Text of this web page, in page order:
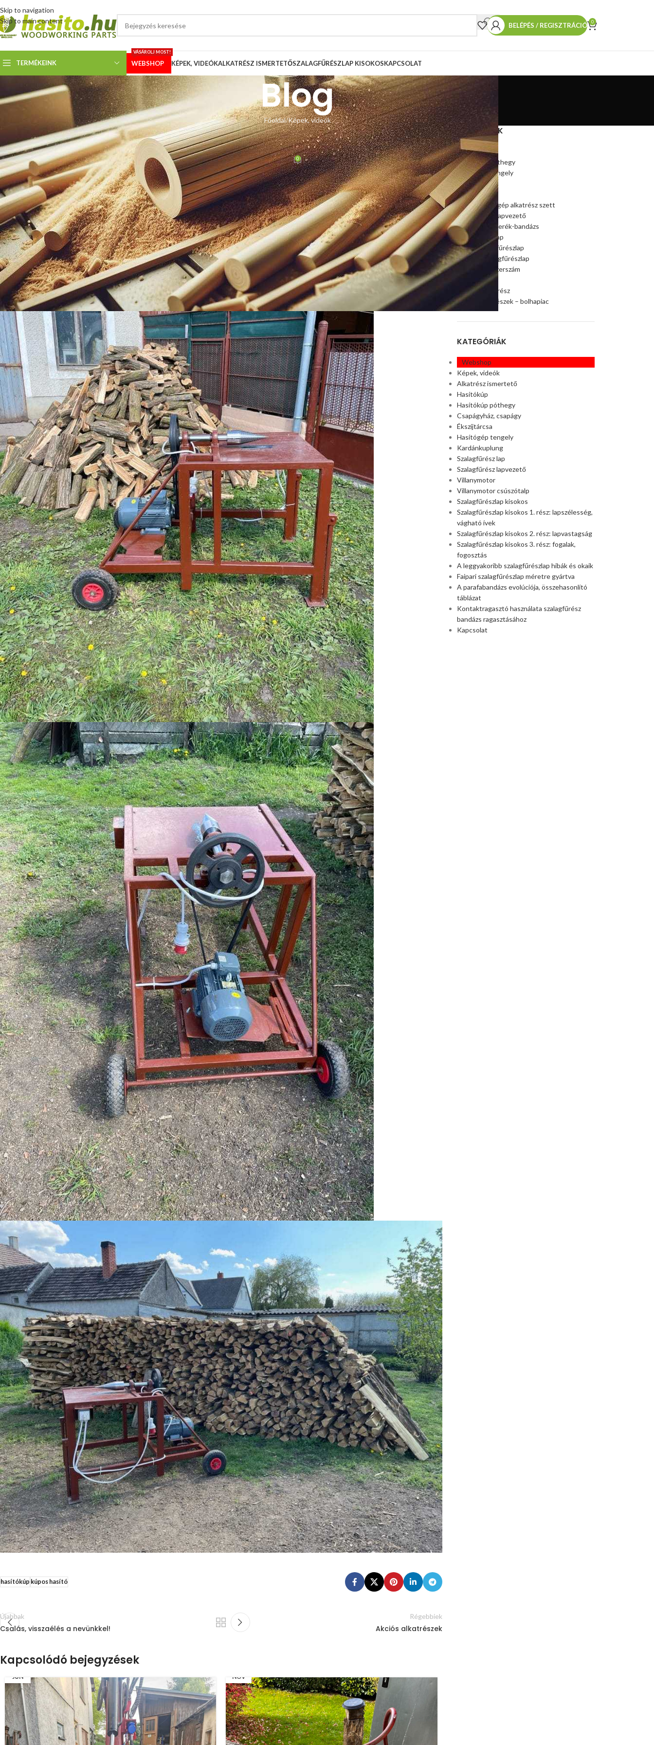
Skip to navigation
Skip to main content
BELÉPÉS / REGISZTRÁCIÓ 0
TERMÉKEINK WEBSHOP
VÁSÁROLJ MOST!
KÉPEK, VIDEÓKALKATRÉSZ ISMERTETŐSZALAGFŰRÉSZLAP KISOKOSKAPCSOLAT
Blog
Főoldal Képek, videók
KÉPEK, VIDEÓK
Kúpos hasítógép 90 mm-es hasítókúppal – vásárlói fotók
Megosztotta Hoffmann Zsolt Be május 30, 2023 0
A90 mm átmérőjű hasítókúp, a 75 mm és 315 mm átmérőjű,kúpos szorítós ékszíjtárcsa
tőlünk vásárolva, minden további alkatrész és a
megvalósítás a vevőnk által. A motortartó bukókeret és a menetes szárral történő ékszíj-feszítés a legegyszerűbb, legbiztosabb módszer. A nagy
kerekek és a lehajtható hordozókarok megkönnyítik a gép mozgatását. Klassz gép lett, gratulálunk!
hasítókúp kúpos hasító
Újabbak
Csalás, visszaélés a nevünkkel!
Régebbiek
Akciós alkatrészek
Kapcsolódó bejegyzések
08
JÚN NOV
TERMÉKEINK
Hasítókúp
Hasítókúp póthegy
Hasítógép tengely
Ékszíjtárcsa
Csapágy
Kúpos hasítógép alkatrész szett
Szalagfűrész lapvezető
Szalagfűrészkerék-bandázs
Szalagfűrészlap
Faipari szalagfűrészlap
Húsipari szalagfűrészlap
Faipari gép, szerszám
Ágaprító
Offroad alkatrész
Akciós alkatrészek – bolhapiac
KATEGÓRIÁK
Webshop
Képek, videók
Alkatrész ismertető
Hasítókúp
Hasítókúp póthegy
Csapágyház, csapágy
Ékszíjtárcsa
Hasítógép tengely
Kardánkuplung
Szalagfűrész lap
Szalagfűrész lapvezető
Villanymotor
Villanymotor csúszótalp
Szalagfűrészlap kisokos
Szalagfűrészlap kisokos 1. rész: lapszélesség,
vágható ívek
Szalagfűrészlap kisokos 2. rész: lapvastagság
Szalagfűrészlap kisokos 3. rész: fogalak,
fogosztás
A leggyakoribb szalagfűrészlap hibák és okaik
Faipari szalagfűrészlap méretre gyártva
A parafabandázs evolúciója, összehasonlító
táblázat
Kontaktragasztó használata szalagfűrész
bandázs ragasztásához
Kapcsolat